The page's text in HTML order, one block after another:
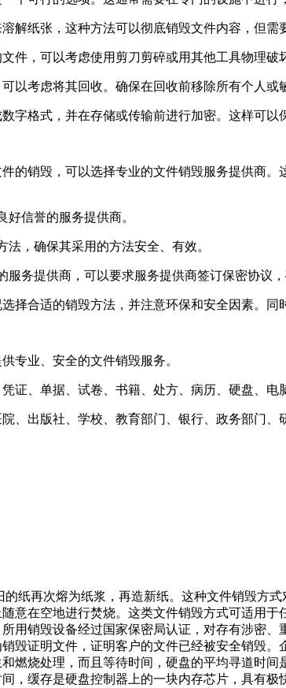
解纸张，这种方法可以彻底销毁文件内容，但需
件，可以考虑使用剪刀剪碎或用其他工具物理破
以考虑将其回收。确保在回收前移除所有个人或
字格式，并在存储或传输前进行加密。这样可以
的销毁，可以选择专业的文件销毁服务提供商
信誉的服务提供商。
，确保其采用的方法安全、有效。
务提供商，可以要求服务提供商签订保密协议
择合适的销毁方法，并注意环保和安全因素。
专业、安全的文件销毁服务。
证、单据、试卷、书籍、处方、病历、硬盘、电
、出版社、学校、教育部门、银行、政务部门、
的纸再次熔为纸浆，再造新纸。这种文件销毁方
意在空地进行焚烧。这类文件销毁方式可适用
用销毁设备经过国家保密局认证，对存有涉密
毁证明文件，证明客户的文件已经被安全销毁
燃烧处理，而且等待时间，硬盘的平均寻道时
，缓存是硬盘控制器上的一块内存芯片，具有